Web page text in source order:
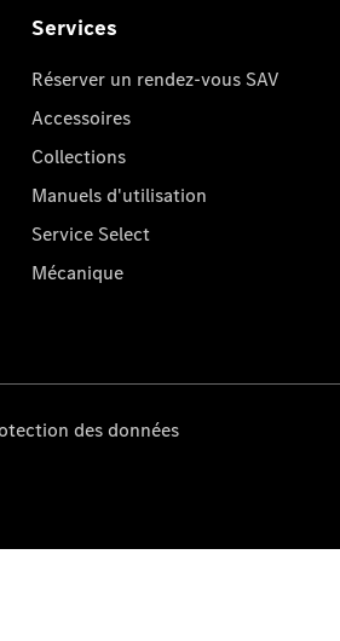
Services
Réserver un rendez-vous SAV
Accessoires
Collections
Manuels d'utilisation
Service Select
Mécanique
des données